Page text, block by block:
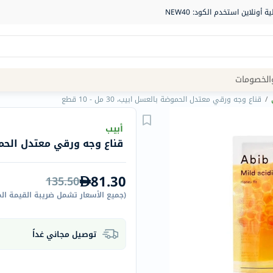
Navigation
الصيدلية
الماركات
Humantara
carroten
/ قناع وجه ورقي معتدل الحموضة بالعسل ابيب، 30 مل - 10 قطع
أبيب
قناع وجه ورقي معتدل الحموضة
81.30
135.50
(جميع الأسعار تشمل ضريبة القيمة
توصيل مجاني غداً